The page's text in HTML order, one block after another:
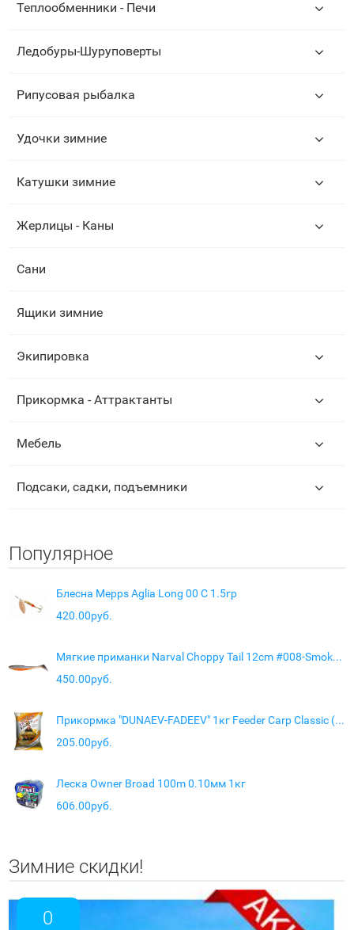
Теплообменники - Печи
Ледобуры-Шуруповерты
Рипусовая рыбалка
Удочки зимние
Катушки зимние
Жерлицы - Каны
Сани
Ящики зимние
Экипировка
Прикормка - Аттрактанты
Мебель
Подсаки, садки, подъемники
Популярное
Блесна Mepps Aglia Long 00 C 1.5гр
420.00руб.
Мягкие приманки Narval Choppy Tail 12cm #008-Smoky Fish
450.00руб.
Прикормка "DUNAEV-FADEEV" 1кг Feeder Carp Classic (Карп Классик)
205.00руб.
Леска Owner Broad 100m 0.10мм 1кг
606.00руб.
Зимние скидки!
0